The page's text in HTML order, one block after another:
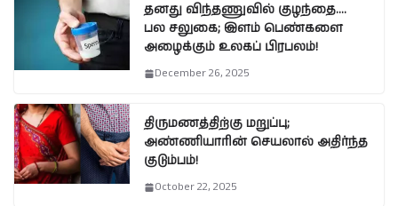
தனது விந்தணுவில் குழந்தை….
பல சலுகை; இளம் பெண்களை
அழைக்கும் உலகப் பிரபலம்!
December 26, 2025
திருமணத்திற்கு மறுப்பு;
அண்ணியாரின் செயலால் அதிர்ந்த
குடும்பம்!
October 22, 2025